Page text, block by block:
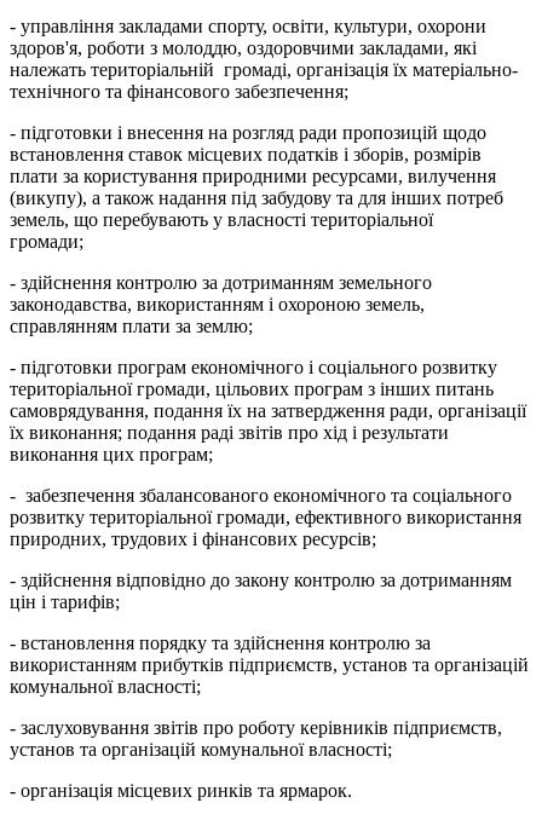
- управління закладами спорту, освіти, культури, охорони
здоров'я, роботи з молоддю, оздоровчими закладами, які
належать територіальній громаді, організація їх матеріально-
технічного та фінансового забезпечення;
- підготовки і внесення на розгляд ради пропозицій щодо
встановлення ставок місцевих податків і зборів, розмірів
плати за користування природними ресурсами, вилучення
(викупу), а також надання під забудову та для інших потреб
земель, що перебувають у власності територіальної
громади;
- здійснення контролю за дотриманням земельного
законодавства, використанням і охороною земель,
справлянням плати за землю;
- підготовки програм економічного і соціального розвитку
територіальної громади, цільових програм з інших питань
самоврядування, подання їх на затвердження ради, організації
їх виконання; подання раді звітів про хід і результати
виконання цих програм;
- забезпечення збалансованого економічного та соціального
розвитку територіальної громади, ефективного використання
природних, трудових і фінансових ресурсів;
- здійснення відповідно до закону контролю за дотриманням
цін і тарифів;
- встановлення порядку та здійснення контролю за
використанням прибутків підприємств, установ та організацій
комунальної власності;
- заслуховування звітів про роботу керівників підприємств,
установ та організацій комунальної власності;
- організація місцевих ринків та ярмарок.